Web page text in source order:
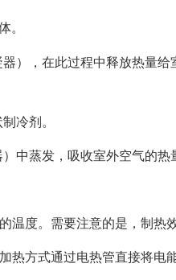
。
），在此过程中释放热量
冷剂。
中蒸发，吸收室外空气的热
度。需要注意的是，制热
热方式通过电热管直接将电